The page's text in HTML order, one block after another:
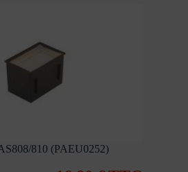
810 (PAEU0252)